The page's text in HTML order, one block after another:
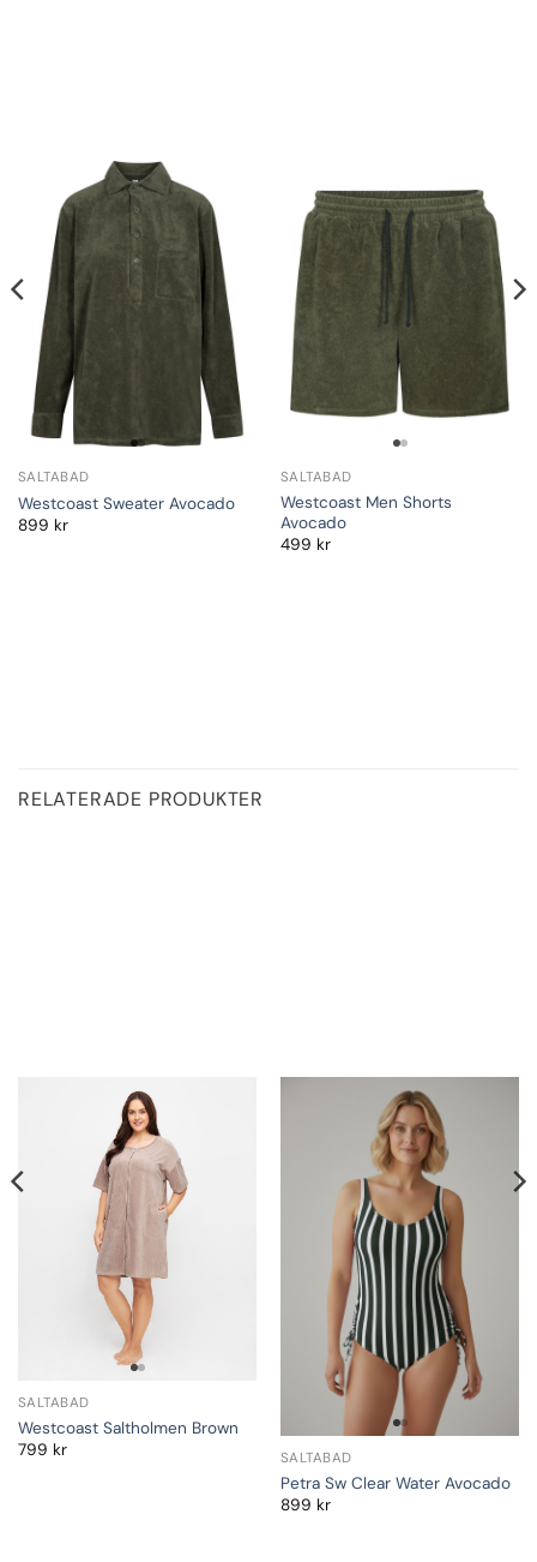
SALTABAD
Westcoast Sweater Avocado
899 kr
SALTABAD
Westcoast Men Shorts
Avocado
499 kr
RELATERADE PRODUKTER
SALTABAD
Westcoast Saltholmen Brown
799 kr SALTABAD
Petra Sw Clear Water Avocado
899 kr